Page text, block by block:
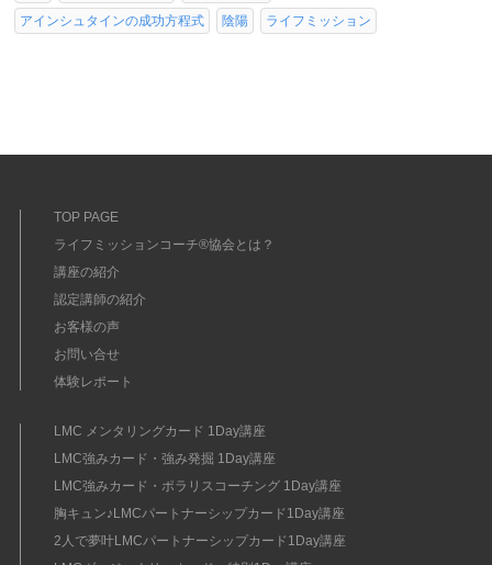
アインシュタインの成功方程式
陰陽 ライフミッション
TOP PAGE
ライフミッションコーチ®協会とは？
講座の紹介
認定講師の紹介
お客様の声
お問い合せ
体験レポート
LMC メンタリングカード 1Day講座
LMC強みカード・強み発掘 1Day講座
LMC強みカード・ポラリスコーチング 1Day講座
胸キュン♪LMCパートナーシップカード1Day講座
2人で夢叶LMCパートナーシップカード1Day講座